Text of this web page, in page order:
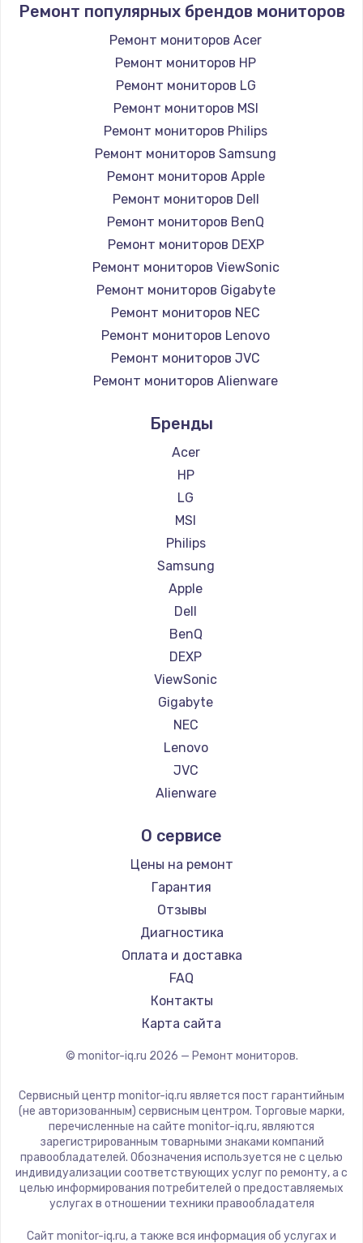
Установка драйверов
725 руб.
Заказать
Замена вебкамеры
1260 руб.
Заказать
Ремонт петель крышки
990 руб.
Заказать
Настройка Wi-Fi
1030 руб.
Заказать
Замена шим-контроллера
3900 руб.
Замена HDMI
Заказать
Ремонт популярных брендов мониторов
Ремонт мониторов Acer
Ремонт мониторов HP
Ремонт мониторов LG
Ремонт мониторов MSI
Ремонт мониторов Philips
Ремонт мониторов Samsung
Ремонт мониторов Apple
Ремонт мониторов Dell
Ремонт мониторов BenQ
Ремонт мониторов DEXP
Ремонт мониторов ViewSonic
Ремонт мониторов Gigabyte
Ремонт мониторов NEC
Ремонт мониторов Lenovo
Ремонт мониторов JVC
Ремонт мониторов Alienware
Ремонт мониторов Thunderobot
Ремонт мониторов Hisense
Ремонт мониторов АОС
Ремонт мониторов Ardor
Ремонт мониторов Machenike
Ремонт мониторов iru
Ремонт мониторов Titan Army
Ремонт мониторов iFFALCON
Ремонт мониторов Dahua
Бренды
Acer
HP
LG
MSI
Philips
Samsung
Apple
Dell
BenQ
DEXP
ViewSonic
Gigabyte
NEC
Lenovo
JVC
Alienware
Thunderobot
Hisense
АОС
Ardor
Machenike
iru
Titan Army
iFFALCON
Dahua
О сервисе
Цены на ремонт
Гарантия
Отзывы
Диагностика
Оплата и доставка
FAQ
Контакты
Карта сайта
© monitor-iq.ru 2026 — Ремонт мониторов.
Сервисный центр monitor-iq.ru является пост гарантийным
(не авторизованным) сервисным центром. Торговые марки,
перечисленные на сайте monitor-iq.ru, являются
зарегистрированным товарными знаками компаний
правообладателей. Обозначения используется не с целью
индивидуализации соответствующих услуг по ремонту, а с
целью информирования потребителей о предоставляемых
услугах в отношении техники правообладателя
Сайт monitor-iq.ru, а также вся информация об услугах и